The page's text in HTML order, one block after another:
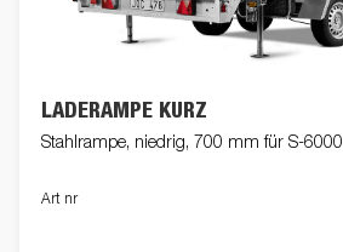
LADERAMPE KURZ
Stahlrampe, niedrig, 700 mm für S-6000
Art nr